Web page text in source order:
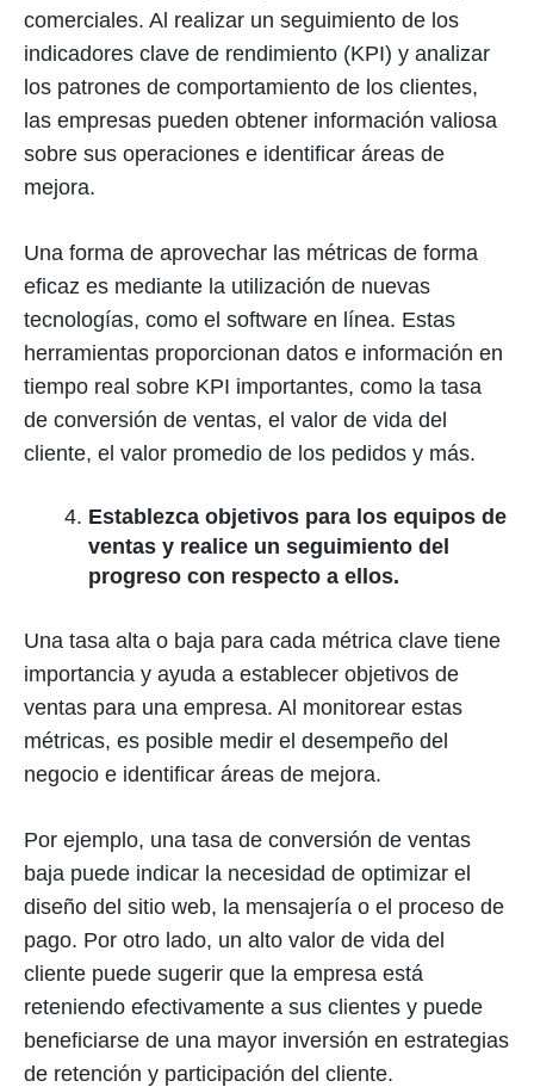
comerciales. Al realizar un seguimiento de los
indicadores clave de rendimiento (KPI) y analizar
los patrones de comportamiento de los clientes,
las empresas pueden obtener información valiosa
sobre sus operaciones e identificar áreas de
mejora.
Una forma de aprovechar las métricas de forma
eficaz es mediante la utilización de nuevas
tecnologías, como el software en línea. Estas
herramientas proporcionan datos e información en
tiempo real sobre KPI importantes, como la tasa
de conversión de ventas, el valor de vida del
cliente, el valor promedio de los pedidos y más.
Establezca objetivos para los equipos de
ventas y realice un seguimiento del
progreso con respecto a ellos.
Una tasa alta o baja para cada métrica clave tiene
importancia y ayuda a establecer objetivos de
ventas para una empresa. Al monitorear estas
métricas, es posible medir el desempeño del
negocio e identificar áreas de mejora.
Por ejemplo, una tasa de conversión de ventas
baja puede indicar la necesidad de optimizar el
diseño del sitio web, la mensajería o el proceso de
pago. Por otro lado, un alto valor de vida del
cliente puede sugerir que la empresa está
reteniendo efectivamente a sus clientes y puede
beneficiarse de una mayor inversión en estrategias
de retención y participación del cliente.